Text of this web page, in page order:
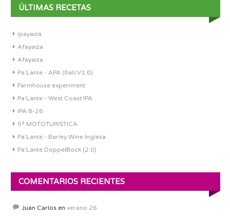
ÚLTIMAS RECETAS
ipayaiza
Afayaiza
Afayaiza
Pa´Lante - APA (0alcV1.0)
Farmhouse experiment
Pa'Lante - West Coast IPA
IPA 8-26
5ª MOTOTURISTICA
Pa'Lante - Barley Wine Inglesa
Pa’Lante DoppelBock (2.0)
COMENTARIOS RECIENTES
Juan Carlos en verano 26